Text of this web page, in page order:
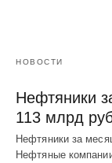
НОВОСТИ
Нефтяники
113 млрд
Нефтяники за
Нефтяные